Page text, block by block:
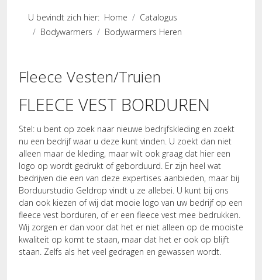
U bevindt zich hier: Home
Catalogus
Bodywarmers
Bodywarmers Heren
Fleece Vesten/Truien
FLEECE VEST BORDUREN
Stel: u bent op zoek naar nieuwe bedrijfskleding en zoekt
nu een bedrijf waar u deze kunt vinden. U zoekt dan niet
alleen maar de kleding, maar wilt ook graag dat hier een
logo op wordt gedrukt of geborduurd. Er zijn heel wat
bedrijven die een van deze expertises aanbieden, maar bij
Borduurstudio Geldrop vindt u ze allebei. U kunt bij ons
dan ook kiezen of wij dat mooie logo van uw bedrijf op een
fleece vest borduren, of er een fleece vest mee bedrukken.
Wij zorgen er dan voor dat het er niet alleen op de mooiste
kwaliteit op komt te staan, maar dat het er ook op blijft
staan. Zelfs als het veel gedragen en gewassen wordt.